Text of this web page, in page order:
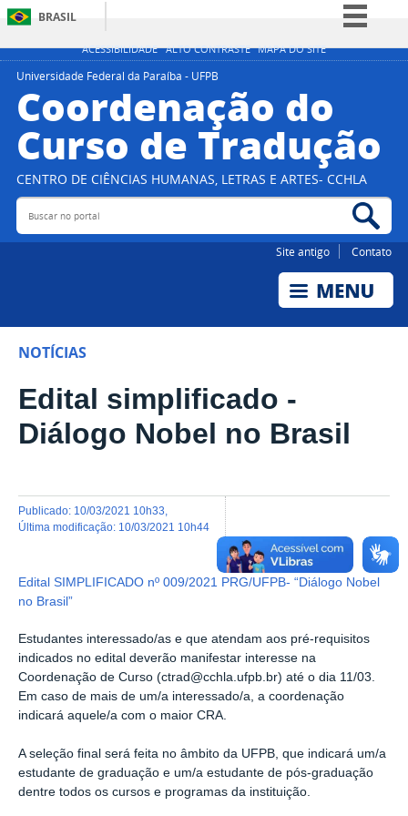
ACESSIBILIDADE ALTO CONTRASTE MAPA DO SITE
BRASIL
Simplifique!
Participe
Acesso à informação
Legislação
Universidade Federal da Paraíba - UFPB
Coordenação do
Curso de Tradução
CENTRO DE CIÊNCIAS HUMANAS, LETRAS E ARTES- CCHLA
Buscar no portal
Site antigo Contato
NOTÍCIAS
Edital simplificado -
Diálogo Nobel no Brasil
publicado: 10/03/2021 10h33
última modificação: 10/03/2021 10h44
Edital SIMPLIFICADO nº 009/2021 PRG/UFPB- “Diálogo Nobel
no Brasil”
Estudantes interessado/as e que atendam aos pré-requisitos
indicados no edital deverão manifestar interesse na
Coordenação de Curso (ctrad@cchla.ufpb.br) até o dia 11/03.
Em caso de mais de um/a interessado/a, a coordenação
indicará aquele/a com o maior CRA.
A seleção final será feita no âmbito da UFPB, que indicará um/a
estudante de graduação e um/a estudante de pós-graduação
dentre todos os cursos e programas da instituição.